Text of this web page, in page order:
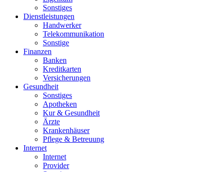
Sonstiges
Dienstleistungen
Handwerker
Telekommunikation
Sonstige
Finanzen
Banken
Kreditkarten
Versicherungen
Gesundheit
Sonstiges
Apotheken
Kur & Gesundheit
Ärzte
Krankenhäuser
Pflege & Betreuung
Internet
Internet
Provider